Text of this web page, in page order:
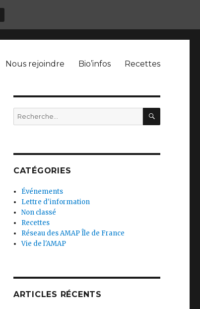
Nous rejoindre Bio’infos Recettes
Recherche
pour
CATÉGORIES
Événements
Lettre d'information
Non classé
Recettes
Réseau des AMAP Île de France
Vie de l'AMAP
ARTICLES RÉCENTS